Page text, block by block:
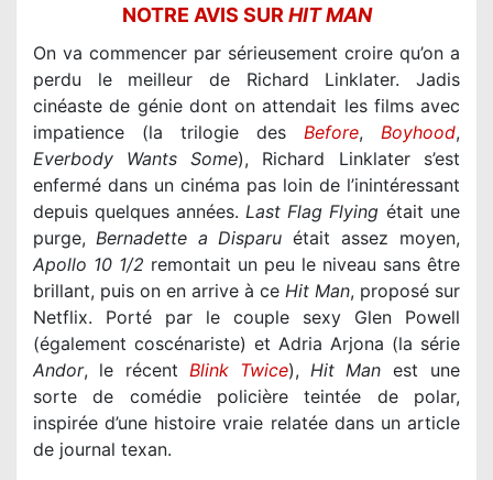
NOTRE AVIS SUR HIT MAN
On va commencer par sérieusement croire qu’on a
perdu le meilleur de Richard Linklater. Jadis
cinéaste de génie dont on attendait les films avec
impatience (la trilogie des Before, Boyhood
Everbody Wants Some), Richard Linklater s’est
enfermé dans un cinéma pas loin de l’inintéressant
depuis quelques années. Last Flag Flying était une
purge, Bernadette a Disparu
Apollo 10 1/2 remontait un peu le niveau sans être
brillant, puis on en arrive à ce Hit Man, proposé sur
Netflix. Porté par le couple sexy Glen Powell
Andor, le récent Blink Twice), Hit Man est une
sorte de comédie policière teintée de polar,
inspirée d’une histoire vraie relatée dans un article
de journal texan.